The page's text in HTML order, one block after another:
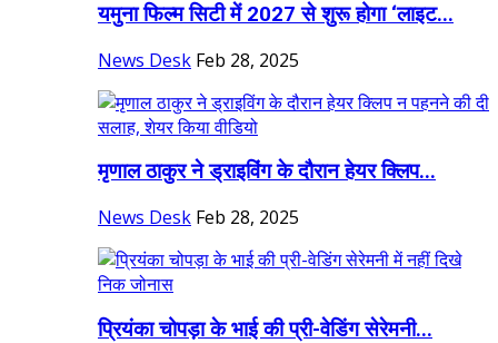
यमुना फिल्म सिटी में 2027 से शुरू होगा ‘लाइट...
News Desk Feb 28, 2025
मृणाल ठाकुर ने ड्राइविंग के दौरान हेयर क्लिप...
News Desk Feb 28, 2025
प्रियंका चोपड़ा के भाई की प्री-वेडिंग सेरेमनी...